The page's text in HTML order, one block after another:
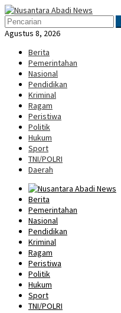
Loncat
ke
konten
Menu
Mobile
Agustus 8, 2026
Berita
Pemerintahan
Nasional
Pendidikan
Kriminal
Ragam
Peristiwa
Politik
Hukum
Sport
TNI/POLRI
Daerah
Berita
Pemerintahan
Nasional
Pendidikan
Kriminal
Ragam
Peristiwa
Politik
Hukum
Sport
TNI/POLRI